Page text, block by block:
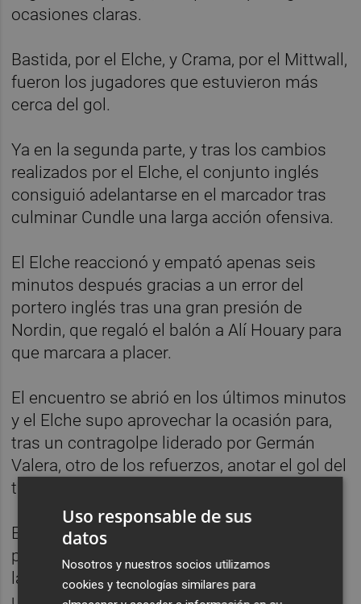
ocasiones claras.
Bastida, por el Elche, y Crama, por el Mittwall,
fueron los jugadores que estuvieron más
cerca del gol.
Ya en la segunda parte, y tras los cambios
realizados por el Elche, el conjunto inglés
consiguió adelantarse en el marcador tras
culminar Cundle una larga acción ofensiva.
El Elche reaccionó y empató apenas seis
minutos después gracias a un error del
portero inglés tras una gran presión de
Nordin, que regaló el balón a Alí Houary para
que marcara a placer.
El encuentro se abrió en los últimos minutos
y el Elche supo aprovechar la ocasión para,
tras un contragolpe liderado por Germán
Valera, otro de los refuerzos, anotar el gol del
triunfo por medio de Bakary.
El canterano, una de las revelaciones de la
pasada pretemporada, regresó al equipo de
la mejor manera posible tras haber sufrido
Uso responsable de sus
datos
Nosotros y nuestros socios utilizamos
cookies y tecnologías similares para